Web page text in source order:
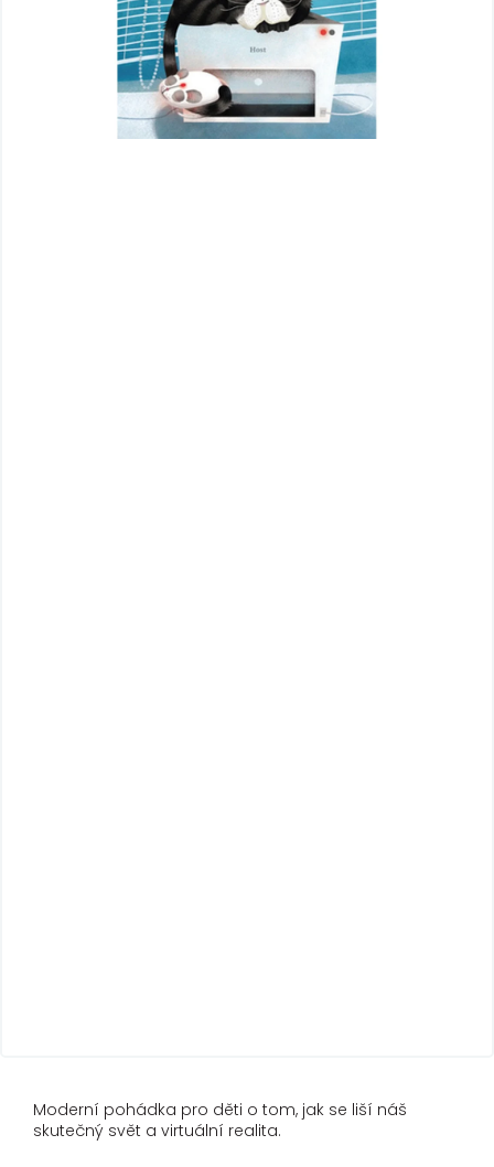
Moderní pohádka pro děti o tom, jak se liší náš
skutečný svět a virtuální realita.